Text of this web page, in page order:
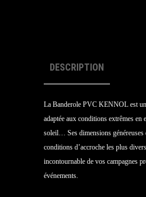
DESCRIPTION
La Banderole PVC KENNOL est
adaptée aux conditions extrêmes en
soleil… Ses dimensions généreuses
conditions d’accroche les plus
incontournable de vos campagnes
événements.